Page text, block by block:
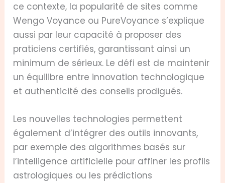
ce contexte, la popularité de sites comme
Wengo Voyance ou PureVoyance s’explique
aussi par leur capacité à proposer des
praticiens certifiés, garantissant ainsi un
minimum de sérieux. Le défi est de maintenir
un équilibre entre innovation technologique
et authenticité des conseils prodigués.
Les nouvelles technologies permettent
également d’intégrer des outils innovants,
par exemple des algorithmes basés sur
l’intelligence artificielle pour affiner les profils
astrologiques ou les prédictions